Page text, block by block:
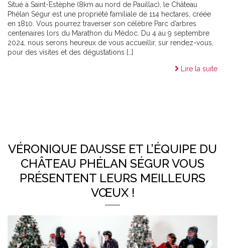
Situé à Saint-Estèphe (8km au nord de Pauillac), le Château
Phélan Ségur est une propriété familiale de 114 hectares, créée
en 1810. Vous pourrez traverser son célèbre Parc d’arbres
centenaires lors du Marathon du Médoc. Du 4 au 9 septembre
2024, nous serons heureux de vous accueillir, sur rendez-vous,
pour des visites et des dégustations […]
Lire la suite
VÉRONIQUE DAUSSE ET L’ÉQUIPE DU
CHÂTEAU PHÉLAN SÉGUR VOUS
PRÉSENTENT LEURS MEILLEURS
VŒUX !